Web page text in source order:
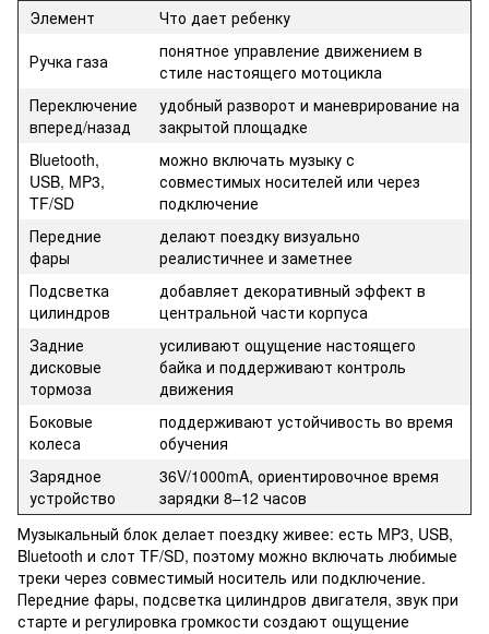
Элемент
Что дает ребенку
Ручка газа
понятное управление движением в
стиле настоящего мотоцикла
Переключение
вперед/назад
удобный разворот и маневрирование на
закрытой площадке
Bluetooth,
USB, MP3,
TF/SD
можно включать музыку с
совместимых носителей или через
подключение
Передние
фары
делают поездку визуально
реалистичнее и заметнее
Подсветка
цилиндров
добавляет декоративный эффект в
центральной части корпуса
Задние
дисковые
тормоза
усиливают ощущение настоящего
байка и поддерживают контроль
движения
Боковые
колеса
поддерживают устойчивость во время
обучения
Зарядное
устройство
36V/1000mA, ориентировочное время
зарядки 8–12 часов
Музыкальный блок делает поездку живее: есть MP3, USB,
Bluetooth и слот TF/SD, поэтому можно включать любимые
треки через совместимый носитель или подключение.
Передние фары, подсветка цилиндров двигателя, звук при
старте и регулировка громкости создают ощущение